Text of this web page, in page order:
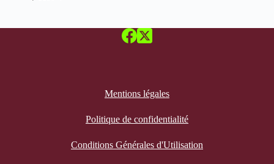
Mentions légales
Politique de confidentialité
Conditions Générales d'Utilisation